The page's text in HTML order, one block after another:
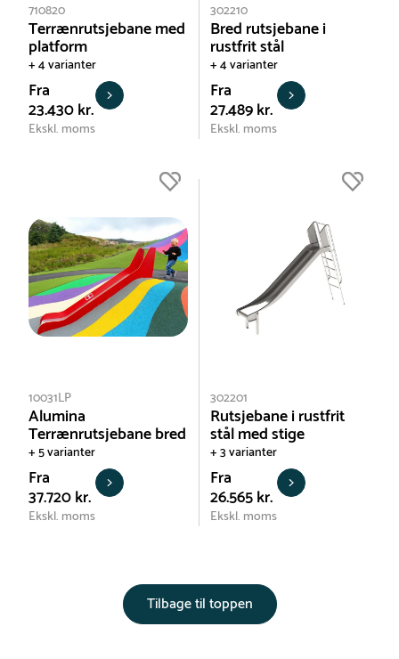
710820
Terrænrutsjebane med
platform
+ 4 varianter
Fra
23.430 kr.
Ekskl. moms
302210
Bred rutsjebane i
rustfrit stål
+ 4 varianter
Fra
27.489 kr.
Ekskl. moms
10031LP
Alumina
Terrænrutsjebane bred
+ 5 varianter
Fra
37.720 kr.
Ekskl. moms
302201
Rutsjebane i rustfrit
stål med stige
+ 3 varianter
Fra
26.565 kr.
Ekskl. moms
Tilbage til toppen